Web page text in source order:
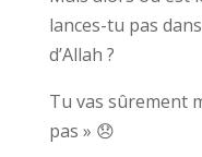
lances-tu pas
d’Allah ?
Tu vas sûrement
pas » 😞